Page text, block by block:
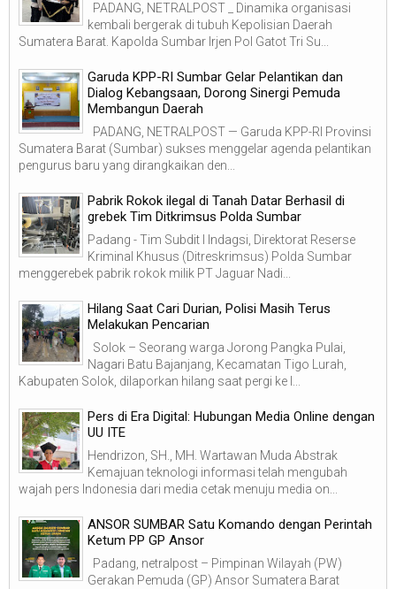
PADANG, NETRALPOST _ Dinamika organisasi
kembali bergerak di tubuh Kepolisian Daerah
Sumatera Barat. Kapolda Sumbar Irjen Pol Gatot Tri Su...
Garuda KPP-RI Sumbar Gelar Pelantikan dan
Dialog Kebangsaan, Dorong Sinergi Pemuda
Membangun Daerah
PADANG, NETRALPOST — Garuda KPP-RI Provinsi
Sumatera Barat (Sumbar) sukses menggelar agenda pelantikan
pengurus baru yang dirangkaikan den...
Pabrik Rokok ilegal di Tanah Datar Berhasil di
grebek Tim Ditkrimsus Polda Sumbar
Padang - Tim Subdit I Indagsi, Direktorat Reserse
Kriminal Khusus (Ditreskrimsus) Polda Sumbar
menggerebek pabrik rokok milik PT Jaguar Nadi...
Hilang Saat Cari Durian, Polisi Masih Terus
Melakukan Pencarian
Solok – Seorang warga Jorong Pangka Pulai,
Nagari Batu Bajanjang, Kecamatan Tigo Lurah,
Kabupaten Solok, dilaporkan hilang saat pergi ke l...
Pers di Era Digital: Hubungan Media Online dengan
UU ITE
Hendrizon, SH., MH. Wartawan Muda Abstrak
Kemajuan teknologi informasi telah mengubah
wajah pers Indonesia dari media cetak menuju media on...
ANSOR SUMBAR Satu Komando dengan Perintah
Ketum PP GP Ansor
Padang, netralpost – Pimpinan Wilayah (PW)
Gerakan Pemuda (GP) Ansor Sumatera Barat